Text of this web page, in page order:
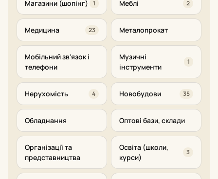
Магазини (шопінг) 1 Меблі 2
Медицина 23 Металопрокат
Мобільний зв'язок і
телефони
Музичні
інструменти
1
Нерухомість 4 Новобудови 35
Обладнання Оптові бази, склади
Організації та
представництва
Освіта (школи,
курси)
3